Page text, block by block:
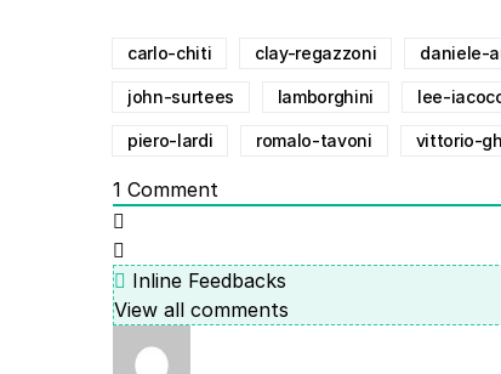
carlo-chiti clay-regazzoni daniele-
john-surtees lamborghini lee-
piero-lardi romalo-tavoni vittorio-
1 Comment
Inline Feedbacks
View all comments